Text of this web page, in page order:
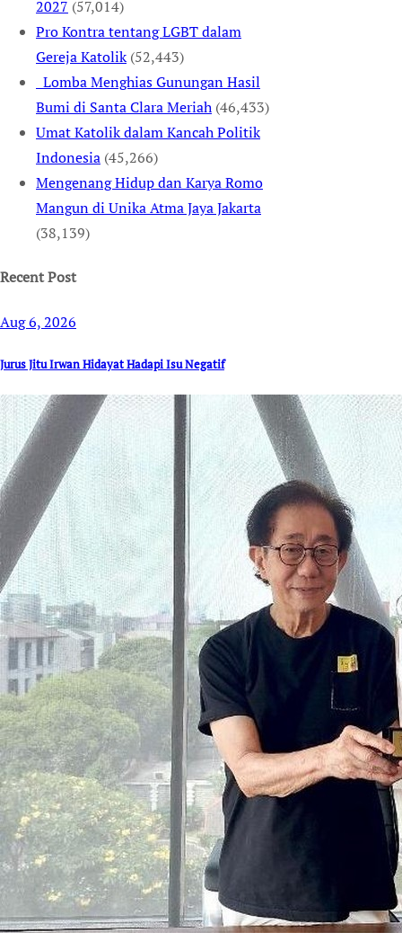
2027 (57,014)
Pro Kontra tentang LGBT dalam
Gereja Katolik (52,443)
Lomba Menghias Gunungan Hasil
Bumi di Santa Clara Meriah (46,433)
Umat Katolik dalam Kancah Politik
Indonesia (45,266)
Mengenang Hidup dan Karya Romo
Mangun di Unika Atma Jaya Jakarta
(38,139)
Recent Post
Aug 6, 2026
Jurus Jitu Irwan Hidayat Hadapi Isu Negatif